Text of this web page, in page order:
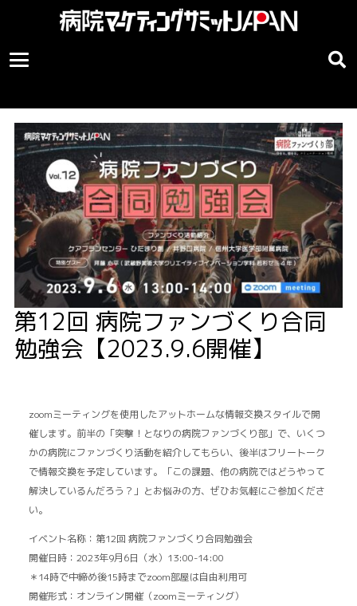
第12回 病院ファンづくり合同
勉強会【2023.9.6開催】
zoomミーティングを使用したアットホームな情報交換スタイルで開
催します。前半の「突撃！となりの病院ファンづくり部」で、いくつ
かの病院にファンづくり活動を紹介してもらい、後半はフリートーク
で情報交換を予定しています。「この課題、他の病院ではどうやって
解決しているんだろう？」とお悩みの方、ぜひお気軽にご参加くださ
い。
イベント名称：第12回 病院ファンづくり合同勉強会
開催日時：2023年9月6日（水）13:00-14:00
＊14時で中締め後15時までzoom部屋は自由利用可
開催形式：オンライン開催（zoomミーティング）